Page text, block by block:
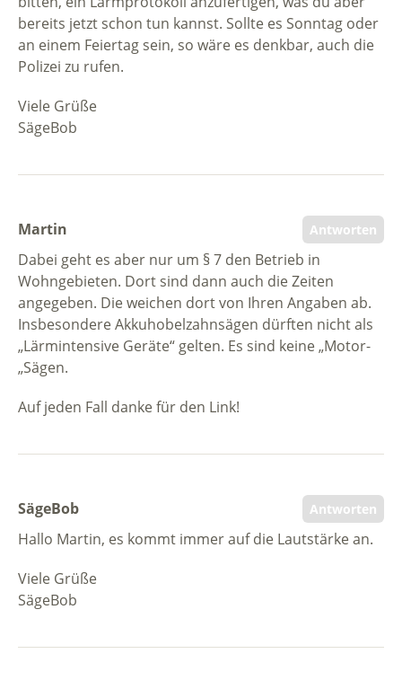
bereits jetzt schon tun kannst. Sollte es Sonntag oder
an einem Feiertag sein, so wäre es denkbar, auch die
Polizei zu rufen.
Viele Grüße
SägeBob
Antworten
Martin
Dabei geht es aber nur um § 7 den Betrieb in
Wohngebieten. Dort sind dann auch die Zeiten
angegeben. Die weichen dort von Ihren Angaben ab.
Insbesondere Akkuhobelzahnsägen dürften nicht als
„Lärmintensive Geräte“ gelten. Es sind keine „Motor-
„Sägen.
Auf jeden Fall danke für den Link!
Antworten
SägeBob
Hallo Martin, es kommt immer auf die Lautstärke an.
Viele Grüße
SägeBob